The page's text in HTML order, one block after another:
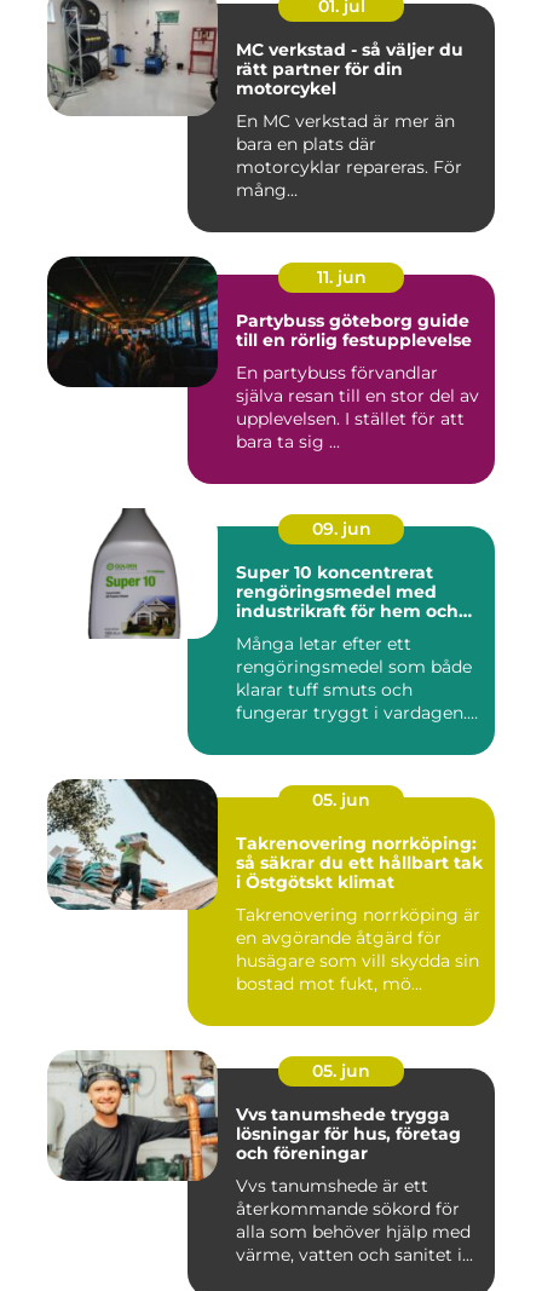
01. jul
MC verkstad - så väljer du
rätt partner för din
motorcykel
En MC verkstad är mer än
bara en plats där
motorcyklar repareras. För
mång...
11. jun
Partybuss göteborg guide
till en rörlig festupplevelse
En partybuss förvandlar
själva resan till en stor del av
upplevelsen. I stället för att
bara ta sig ...
09. jun
Super 10 koncentrerat
rengöringsmedel med
industrikraft för hem och
Många letar efter ett
rengöringsmedel som både
klarar tuff smuts och
fungerar tryggt i vardagen.
05. jun
Takrenovering norrköping:
så säkrar du ett hållbart tak
i Östgötskt klimat
Takrenovering norrköping är
en avgörande åtgärd för
husägare som vill skydda sin
bostad mot fukt, mö...
05. jun
Vvs tanumshede trygga
lösningar för hus, företag
och föreningar
Vvs tanumshede är ett
återkommande sökord för
alla som behöver hjälp med
värme, vatten och sanitet i...